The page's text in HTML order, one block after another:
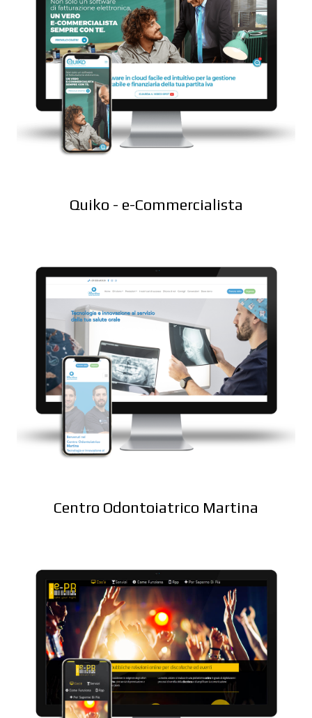
Quiko - e-Commercialista
Centro Odontoiatrico Martina